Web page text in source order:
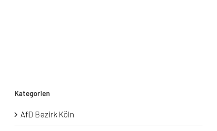
Kategorien
AfD Bezirk Köln